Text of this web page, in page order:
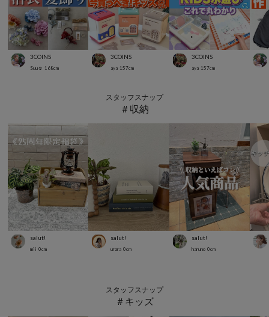
3COINS
Suu☺︎ 168cm
3COINS
aya 157cm
3COINS
aya 157cm
スタッフスナップ
＃収納
salut!
mii 0cm
salut!
urara 0cm
salut!
haruno 0cm
スタッフスナップ
＃キッズ